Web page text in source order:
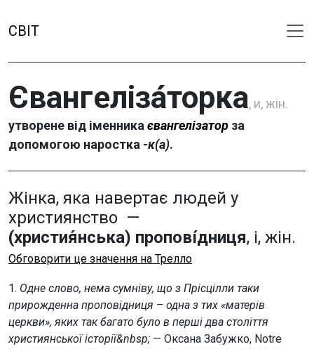
СВІТ
Євангеліза́торка, и, жін.
утворене від іменника євангелізатор за
допомогою наростка -к(а).
Жінка, яка навертає людей у
християнство —
(христия́нська) пропові́дниця, і, жін.
Обговорити це значення на Трелло
1. Одне слово, нема сумніву, що з Прісцілли таки
прирожденна проповідниця – одна з тих «матерів
церкви», яких так багато було в перші два століття
християнської історії&nbsp; — Оксана Забужко, Notre